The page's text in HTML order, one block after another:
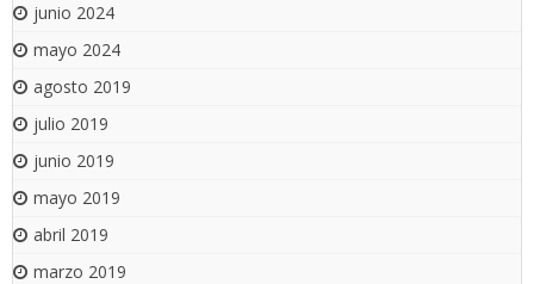
junio 2024
mayo 2024
agosto 2019
julio 2019
junio 2019
mayo 2019
abril 2019
marzo 2019